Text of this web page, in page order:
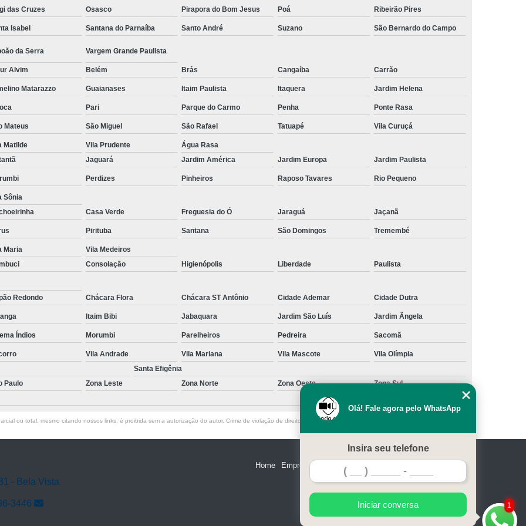
Reparo de Placa de Celular
Reparo de Tela de Celular
Reparo em Celular
Reparo em Placa de Celular
Reparo Tela Celular Troca de Tela
Troca de Tela Celular
Troca de Tela Celular Samsung
Troca de Tela em São Paulo
Troca de Tela em SP
Troca de Tela Iphone
Troca de Tela Motorola
Troca de Tela Samsung
Troca de Tela Xiaomi
Troca Tela Celular
das Cruzes Osasco Pirapora do Bom Jesus Poá Ribeirão Pires
Isabel Santana do Parnaíba Santo André Suzano São Bernardo do Campo
da Serra Vargem Grande Paulista
Alvim Belém Brás Cangaíba Carrão
Matarazzo Guaianases Itaim Paulista Itaquera Jardim Helena
Pari Parque do Carmo Penha Ponte Rasa
Mateus São Miguel São Rafael Tatuapé Vila Curuçá
Matilde Vila Prudente
Água Rasa
Jaguará Jardim América Jardim Europa Jardim Paulista
Perdizes Pinheiros Raposo Tavares Rio Pequeno
Sônia
Casa Verde Freguesia do Ó Jaraguá Jaçanã
Pirituba Santana São Domingos Tremembé
Maria
Vila Medeiros
Consolação Higienópolis Liberdade Paulista
Redondo Chácara Flora Chácara ST Antônio Cidade Ademar Cidade Dutra
Itaim Bibi Jabaquara Jardim São Luís Jardim Ângela
Índios Morumbi Parelheiros Pedreira Sacomã
Vila Andrade Vila Mariana Vila Mascote
Vila Olímpia
Santa Efigênia
Paulo Zona Leste Zona Norte Zona Oeste
Zona Sul
ou total, mesmo citando nossos links, é proibida sem a autorização do autor. Crime de violação de direito autoral – artigo 184 do Código Penal –
- Bela Vista
3446
Home Empresa Serviços
1
Olá! Fale agora pelo WhatsApp
Insira seu telefone
Iniciar conversa